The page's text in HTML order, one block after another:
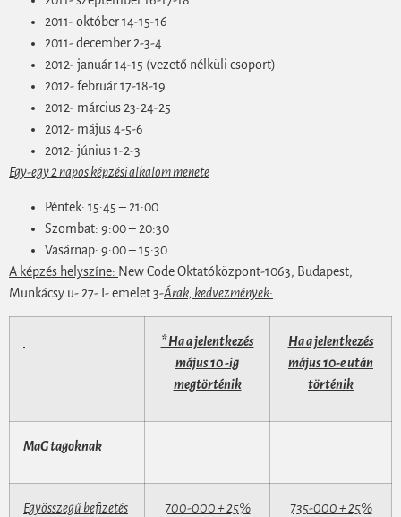
2011- október 14-15-16
2011- december 2-3-4
2012- január 14-15 (vezető nélküli csoport)
2012- február 17-18-19
2012- március 23-24-25
2012- május 4-5-6
2012- június 1-2-3
Egy-egy 2 napos képzési alkalom menete
Péntek: 15:45 – 21:00
Szombat: 9:00 – 20:30
Vasárnap: 9:00 – 15:30
A képzés helyszíne: New Code Oktatóközpont-1063, Budapest,
Munkácsy u- 27- I- emelet 3-Árak, kedvezmények:
* Ha a jelentkezés
május 10 -ig
megtörténik
Ha a jelentkezés
május 10-e után
történik
MaG tagoknak
Egyösszegű befizetés
700-000 + 25%
735-000 + 25%